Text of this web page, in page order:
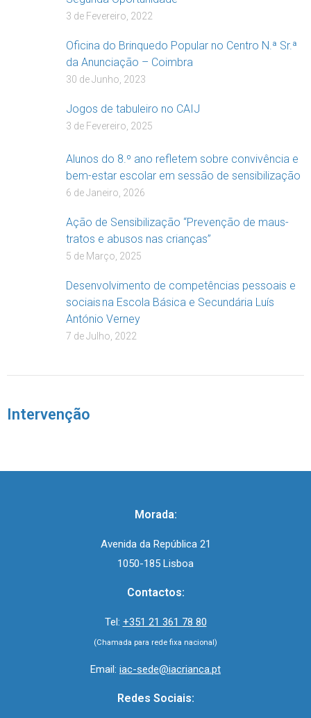
3 de Fevereiro, 2022
Oficina do Brinquedo Popular no Centro N.ª Sr.ª
da Anunciação – Coimbra
30 de Junho, 2023
Jogos de tabuleiro no CAIJ
3 de Fevereiro, 2025
Alunos do 8.º ano refletem sobre convivência e
bem-estar escolar em sessão de sensibilização
6 de Janeiro, 2026
Ação de Sensibilização “Prevenção de maus-
tratos e abusos nas crianças”
5 de Março, 2025
Desenvolvimento de competências pessoais e
sociais na Escola Básica e Secundária Luís
António Verney
7 de Julho, 2022
Intervenção
Morada:
Avenida da República 21
1050-185 Lisboa
Contactos:
Tel: +351 21 361 78 80
(Chamada para rede fixa nacional)
Email: iac-sede@iacrianca.pt
Redes Sociais: